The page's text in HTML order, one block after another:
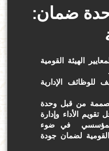
:إختصاصات وحدة ضمان
الهيئة القومية
الإدارية
من قبل وحدة
الأداء وإدارة
والمؤسسي في ضوء
القومية لضمان جودة